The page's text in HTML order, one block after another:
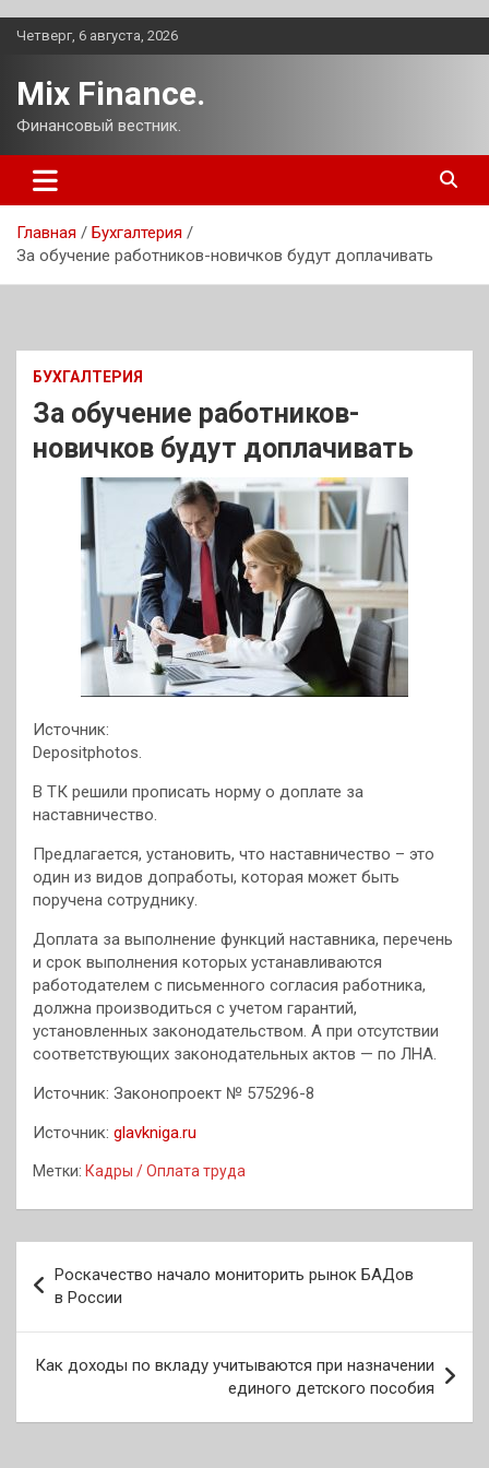
Перейти
Четверг, 6 августа, 2026
Mix Finance.
Финансовый вестник.
Главная
Бухгалтерия
За обучение работников-новичков будут доплачивать
БУХГАЛТЕРИЯ
За обучение работников-
новичков будут доплачивать
Источник:
Depositphotos.
В ТК решили прописать норму о доплате за
наставничество.
Предлагается, установить, что наставничество – это
один из видов допработы, которая может быть
поручена сотруднику.
Доплата за выполнение функций наставника, перечень
и срок выполнения которых устанавливаются
работодателем с письменного согласия работника,
должна производиться с учетом гарантий,
установленных законодательством. А при отсутствии
соответствующих законодательных актов — по ЛНА.
Источник: Законопроект № 575296-8
Источник: glavkniga.ru
Метки: Кадры / Оплата труда
по
записям
Роскачество начало мониторить рынок БАДов
в России
Как доходы по вкладу учитываются при назначении
единого детского пособия